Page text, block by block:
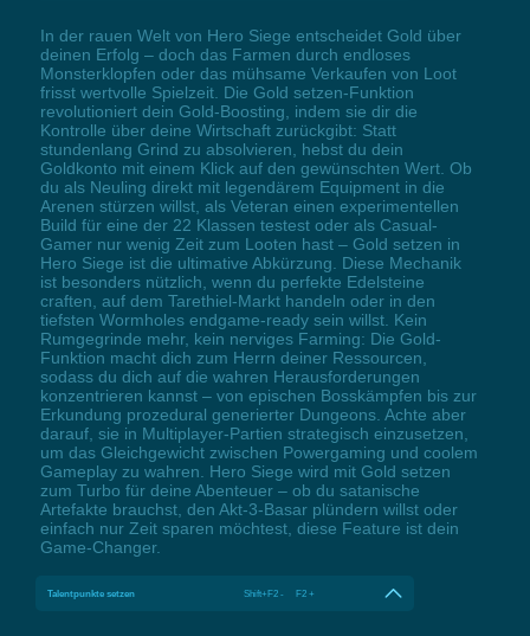
In der rauen Welt von Hero Siege entscheidet Gold über
deinen Erfolg – doch das Farmen durch endloses
Monsterklopfen oder das mühsame Verkaufen von Loot
frisst wertvolle Spielzeit. Die Gold setzen-Funktion
revolutioniert dein Gold-Boosting, indem sie dir die
Kontrolle über deine Wirtschaft zurückgibt: Statt
stundenlang Grind zu absolvieren, hebst du dein
Goldkonto mit einem Klick auf den gewünschten Wert. Ob
du als Neuling direkt mit legendärem Equipment in die
Arenen stürzen willst, als Veteran einen experimentellen
Build für eine der 22 Klassen testest oder als Casual-
Gamer nur wenig Zeit zum Looten hast – Gold setzen in
Hero Siege ist die ultimative Abkürzung. Diese Mechanik
ist besonders nützlich, wenn du perfekte Edelsteine
craften, auf dem Tarethiel-Markt handeln oder in den
tiefsten Wormholes endgame-ready sein willst. Kein
Rumgegrinde mehr, kein nerviges Farming: Die Gold-
Funktion macht dich zum Herrn deiner Ressourcen,
sodass du dich auf die wahren Herausforderungen
konzentrieren kannst – von epischen Bosskämpfen bis zur
Erkundung prozedural generierter Dungeons. Achte aber
darauf, sie in Multiplayer-Partien strategisch einzusetzen,
um das Gleichgewicht zwischen Powergaming und coolem
Gameplay zu wahren. Hero Siege wird mit Gold setzen
zum Turbo für deine Abenteuer – ob du satanische
Artefakte brauchst, den Akt-3-Basar plündern willst oder
einfach nur Zeit sparen möchtest, diese Feature ist dein
Game-Changer.
Talentpunkte setzen Shift+F2 - F2 +